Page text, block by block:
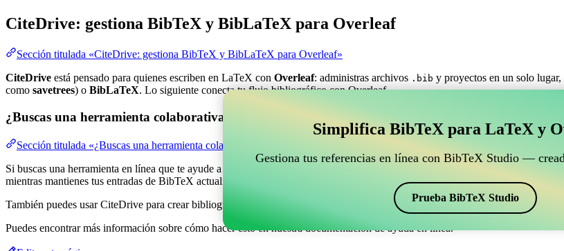
CiteDrive: gestiona BibTeX y BibLaTeX para Overleaf
Sección titulada «CiteDrive: gestiona BibTeX y BibLaTeX para Overleaf»
CiteDrive está pensado para quienes escriben en LaTeX con Overleaf: administras archivos .bib y proyectos en un solo lugar,
como savetrees) o BibLaTeX. Lo siguiente conecta tu flujo bibliográfico con Overleaf.
¿Buscas una herramienta colaborativa en línea para gestionar tus referencias BibTeX que se
Sección titulada «¿Buscas una herramienta colaborativa en línea para gestionar tus referencias BibTeX que se conecte con
Si buscas una herramienta en línea que te ayude a gestionar tus referencias, citas y bibliografía en Overleaf, ¡CiteDrive puede
mientras mantienes tus entradas de BibTeX actualizadas en tu proyecto de Overleaf.
También puedes usar CiteDrive para crear bibliografías y citas en varios estilos, incluyendo savetrees. Así que si buscas una
Puedes encontrar más información sobre cómo hacer esto en nuestra documentación de ayuda en línea.
Simplifica BibTeX para LaTeX y
Gestiona tus referencias en línea con BibTeX Studio —
Prueba BibTeX Studio